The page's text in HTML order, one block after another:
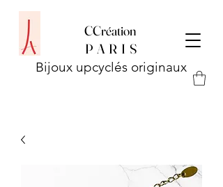
CCréation
P A R I S
Bijoux upcyclés originaux